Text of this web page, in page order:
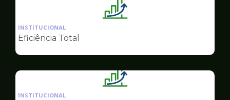
Ilustração
Gestão
INSTITUCIONAL
Eficiência Total
Ilustração
INSTITUCIONAL